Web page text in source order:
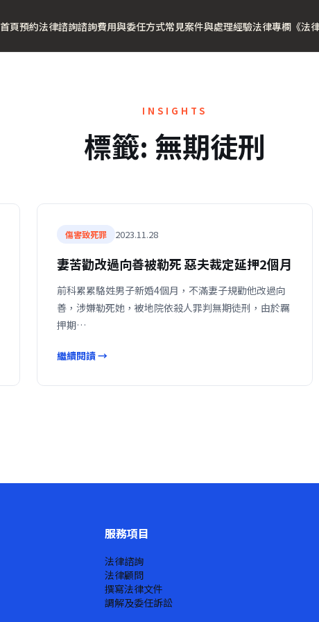
首頁預約法律諮詢諮詢費用與委任方式常見案件與處理經驗法律專欄 《法
INSIGHTS
標籤: 無期徒刑
傷害致死罪 2023.11.28
妻苦勸改過向善被勒死 惡夫裁定延押2個月
前科累累駱姓男子新婚4個月，不滿妻子規勸他改過向
善，涉嫌勒死她，被地院依殺人罪判無期徒刑，由於羈
押期…
繼續閱讀 →
服務項目
法律諮詢
法律顧問
撰寫法律文件
調解及委任訴訟